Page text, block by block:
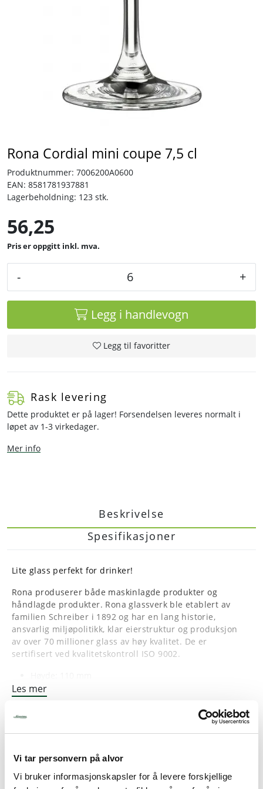
Vi tar personvern på alvor
Vi bruker informasjonskapsler for å levere forskjellige
Rona Cordial mini coupe 7,5 cl
Produktnummer: 7006200A0600
EAN: 8581781937881
Lagerbeholdning: 123 stk.
56,25
inkl. mva.
- +
Legg i handlevogn
Legg til favoritter
Beskrivelse
Spesifikasjoner
Lite glass perfekt for drinker!
Rona produserer både maskinlagde produkter og
håndlagde produkter. Rona glassverk ble etablert av
familien Schreiber i 1892 og har en lang historie,
ansvarlig miljøpolitikk, klar eierstruktur og produksjon
av over 70 millioner glass av høy kvalitet. De er
sertifisert ved kvalitetskontroll ISO 9002.
Diameter: 71 mm
Volum: 7,5 cl
Les mer
Rask levering
Dette produktet er på lager! Forsendelsen leveres normalt i
løpet av 1-3 virkedager.
Mer info